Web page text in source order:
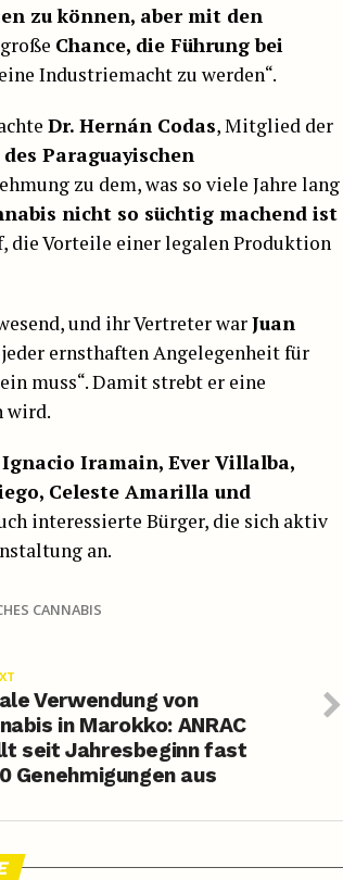
zu können, aber mit den
Chance, die Führung bei
Industriemacht zu werden“.
Dr. Hernán Codas, Mitglied der
Paraguayischen
zu dem, was so viele Jahre lang
nicht so süchtig machend ist
die Vorteile einer legalen Produktion
und ihr Vertreter warJuan
ernsthaften Angelegenheit für
muss“. Damit strebt er eine
wird.
Ignacio Iramain, Ever Villalba,
Celeste Amarilla und
interessierte Bürger, die sich aktiv
an.
CANNABIS
Verwendung von
in Marokko: ANRAC
seit Jahresbeginn fast
Genehmigungen aus